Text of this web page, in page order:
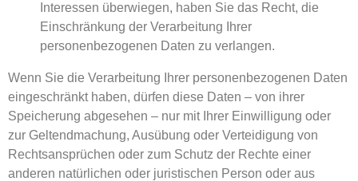
Interessen überwiegen, haben Sie das Recht, die
Einschränkung der Verarbeitung Ihrer
personenbezogenen Daten zu verlangen.
Wenn Sie die Verarbeitung Ihrer personenbezogenen Daten
eingeschränkt haben, dürfen diese Daten – von ihrer
Speicherung abgesehen – nur mit Ihrer Einwilligung oder
zur Geltendmachung, Ausübung oder Verteidigung von
Rechtsansprüchen oder zum Schutz der Rechte einer
anderen natürlichen oder juristischen Person oder aus